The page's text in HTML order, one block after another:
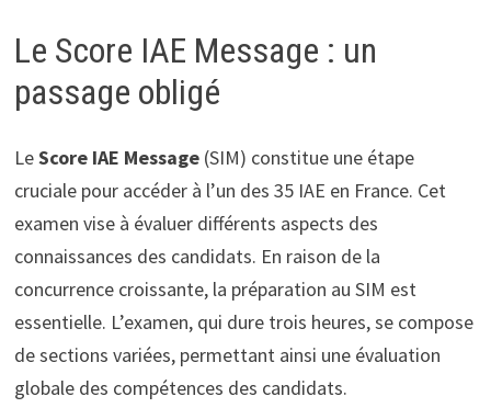
Le Score IAE Message : un
passage obligé
LeScore IAE Message(SIM) constitue une étape
cruciale pour accéder à l’un des 35 IAE en France. Cet
examen vise à évaluer différents aspects des
connaissances des candidats. En raison de la
concurrence croissante, la préparation au SIM est
essentielle. L’examen, qui dure trois heures, se compose
de sections variées, permettant ainsi une évaluation
globale des compétences des candidats.